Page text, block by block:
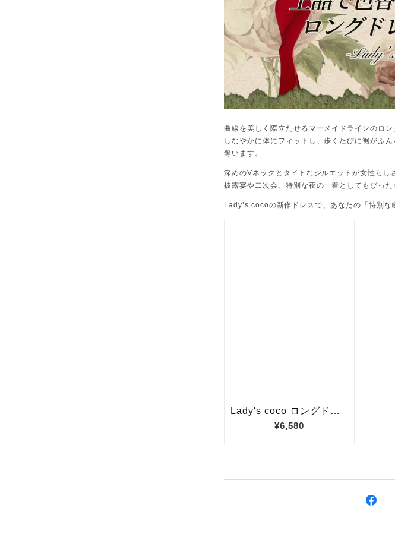
曲線を美しく際立たせるマーメイドラインのロン
しなやかに体にフィットし、歩くたびに裾がふ
奪います。
深めのVネックとタイトなシルエットが女性ら
披露宴や二次会、特別な夜の一着としてもぴった
Lady’s cocoの新作ドレスで、あなたの「特別